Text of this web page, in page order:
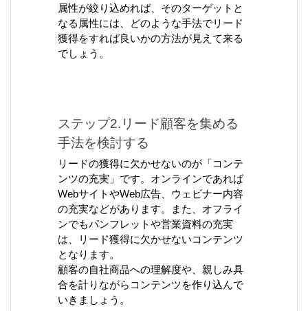
属性が絞り込めれば、そのターゲットと
なる属性には、どのような手法でリード
獲得をすれば良いかの方法が見えて来る
でしょう。
ステップ2.リード顧客を集める
手法を検討する
リードの獲得に欠かせないのが「コンテ
ンツの充実」です。オンラインであれば
WebサイトやWeb広告、ウェビナー内容
の充実などがあります。また、オフライ
ンでもパンフレットや営業資料の充実
は、リード獲得に欠かせないコンテンツ
となります。
顧客の自社商品への理解度や、親しみ具
合を計りながらコンテンツを作り込んで
いきましょう。